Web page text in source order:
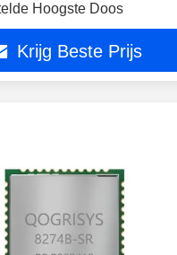
Hoogste Doos
Krijg Beste Prijs